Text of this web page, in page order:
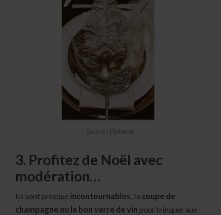
Source : Pinterest
3. Profitez de Noël avec
modération…
Ils sont presque incontournables, la coupe de
champagne ou le bon verre de vin pour trinquer aux